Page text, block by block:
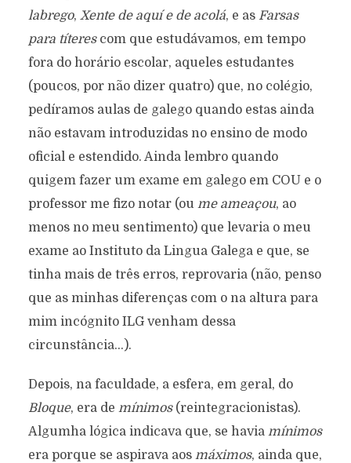
labrego, Xente de aquí e de acolá, e as Farsas
para títerescom que estudávamos, em tempo
fora do horário escolar, aqueles estudantes
(poucos, por não dizer quatro) que, no colégio,
pedíramos aulas de galego quando estas ainda
não estavam introduzidas no ensino de modo
oficial e estendido. Ainda lembro quando
quigem fazer um exame em galego em COU e o
professor me fizo notar (ou me ameaçou, ao
menos no meu sentimento) que levaria o meu
exame ao Instituto da Lingua Galega e que, se
tinha mais de três erros, reprovaria (não, penso
que as minhas diferenças com o na altura para
mim incógnito ILG venham dessa
circunstância…).
Depois, na faculdade, a esfera, em geral, do
Bloque, era de mínimos(reintegracionistas).
Algumha lógica indicava que, se havia mínimos
era porque se aspirava aos máximos, ainda que,